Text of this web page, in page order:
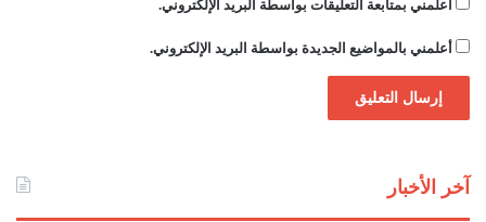
ت
ي
أعلمني بمتابعة التعليقات بواسطة البريد الإلكتروني.
أعلمني بالمواضيع الجديدة بواسطة البريد الإلكتروني.
آخر الأخبار